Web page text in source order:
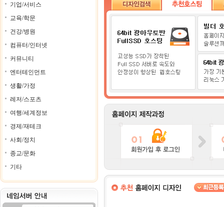
기업/서비스
교육/학문
건강/병원
컴퓨터/인터넷
커뮤니티
엔터테인먼트
생활/가정
레저/스포츠
여행/세계정보
경제/재테크
사회/정치
종교/문화
기타